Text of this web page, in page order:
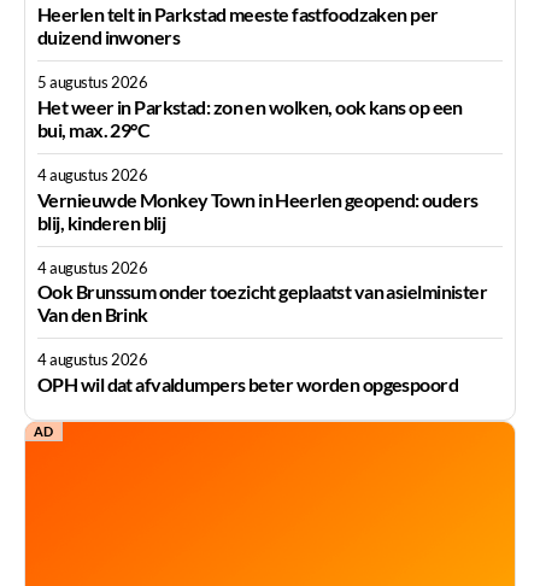
Heerlen telt in Parkstad meeste fastfoodzaken per
duizend inwoners
5 augustus 2026
Het weer in Parkstad: zon en wolken, ook kans op een
bui, max. 29°C
4 augustus 2026
Vernieuwde Monkey Town in Heerlen geopend: ouders
blij, kinderen blij
4 augustus 2026
Ook Brunssum onder toezicht geplaatst van asielminister
Van den Brink
4 augustus 2026
OPH wil dat afvaldumpers beter worden opgespoord
AD